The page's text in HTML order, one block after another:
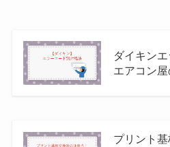
ダイキン
エアコン
プリント